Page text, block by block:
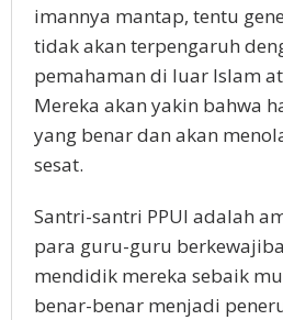
imannya mantap, tentu
tidak akan terpengaruh
pemahaman di luar Islam
Mereka akan yakin bahwa
yang benar dan akan
sesat.
Santri-santri PPUI adalah
para guru-guru
mendidik mereka sebaik
benar-benar menjadi